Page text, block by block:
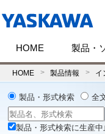
HOME 製品・
HOME 製品情報 イ
製品・形式検索 全
製品・形式検索に生産中